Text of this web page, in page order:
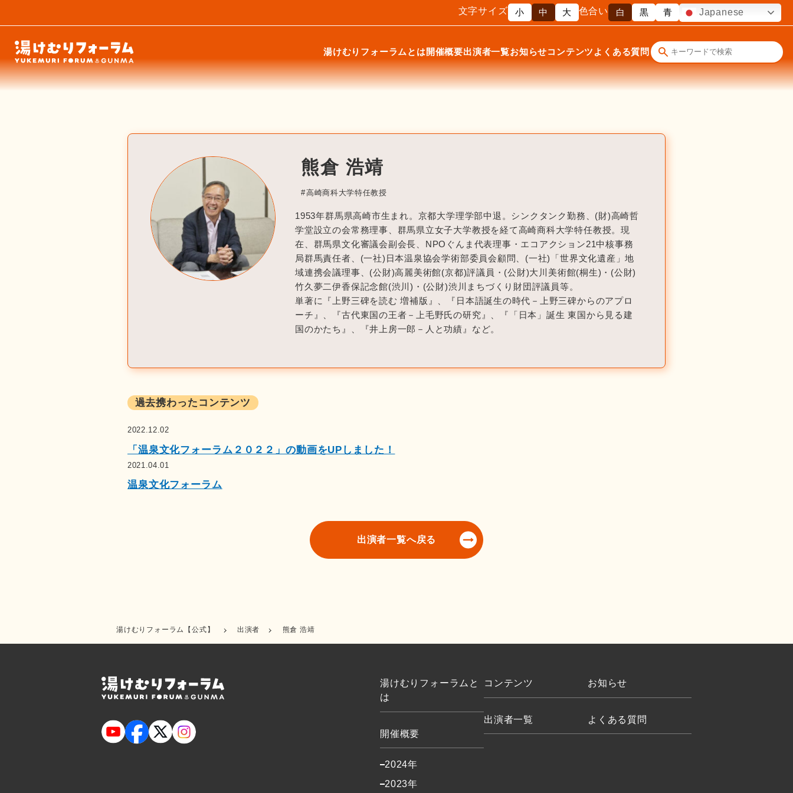
文字サイズ 小 中 大 色合い 白 黒 青 Japanese
湯けむりフォーラムとは開催概要出演者一覧お知らせコンテンツ よくある質問
熊倉 浩靖
高崎商科大学特任教授
1953年群馬県高崎市生まれ。京都大学理学部中退。シンクタンク勤務、(財)高崎哲
学堂設立の会常務理事、群馬県立女子大学教授を経て高崎商科大学特任教授。現
在、群馬県文化審議会副会長、NPOぐんま代表理事・エコアクション21中核事務
局群馬責任者、(一社)日本温泉協会学術部委員会顧問、(一社)「世界文化遺産」地
域連携会議理事、(公財)高麗美術館(京都)評議員・(公財)大川美術館(桐生)・(公財)
竹久夢二伊香保記念館(渋川)・(公財)渋川まちづくり財団評議員等。
単著に『上野三碑を読む 増補版』、『日本語誕生の時代－上野三碑からのアプロ
ーチ』、『古代東国の王者－上毛野氏の研究』、『「日本」誕生 東国から見る建
国のかたち』、『井上房一郎－人と功績』など。
過去携わったコンテンツ
2022.12.02
「温泉文化フォーラム２０２２」の動画をUPしました！
2021.04.01
温泉文化フォーラム
出演者一覧へ戻る
湯けむりフォーラム【公式】 出演者 熊倉 浩靖
湯けむりフォーラムと
は
開催概要
2024年
2023年
お知らせ
よくある質問
コンテンツ
出演者一覧